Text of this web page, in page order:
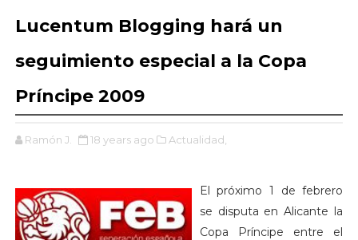
Lucentum Blogging hará un
seguimiento especial a la Copa
Príncipe 2009
Ramón J. 18 years ago Actualidad,
El próximo 1 de febrero
se disputa en Alicante la
Copa Príncipe entre el